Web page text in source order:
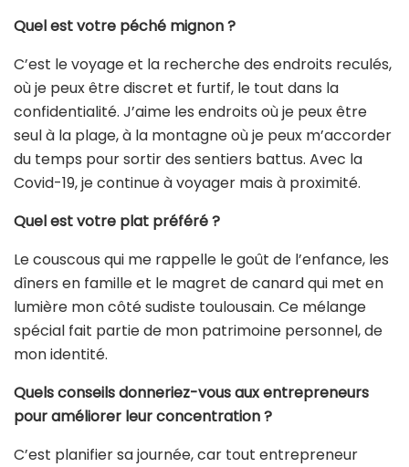
Quel est votre péché mignon ?
C’est le voyage et la recherche des endroits reculés,
où je peux être discret et furtif, le tout dans la
confidentialité. J’aime les endroits où je peux être
seul à la plage, à la montagne où je peux m’accorder
du temps pour sortir des sentiers battus. Avec la
Covid-19, je continue à voyager mais à proximité.
Quel est votre plat préféré ?
Le couscous qui me rappelle le goût de l’enfance, les
dîners en famille et le magret de canard qui met en
lumière mon côté sudiste toulousain. Ce mélange
spécial fait partie de mon patrimoine personnel, de
mon identité.
Quels conseils donneriez-vous aux entrepreneurs
pour améliorer leur concentration ?
C’est planifier sa journée, car tout entrepreneur